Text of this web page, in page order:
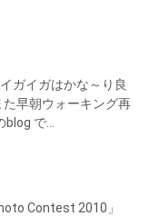
ガイガはかな～り良
早朝ウォーキング再
で...
Contest 2010」